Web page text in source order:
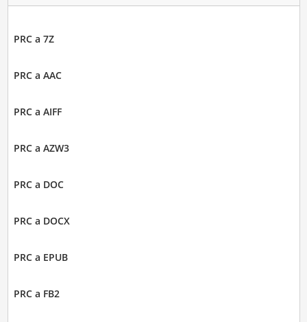
PRC a 7Z
PRC a AAC
PRC a AIFF
PRC a AZW3
PRC a DOC
PRC a DOCX
PRC a EPUB
PRC a FB2